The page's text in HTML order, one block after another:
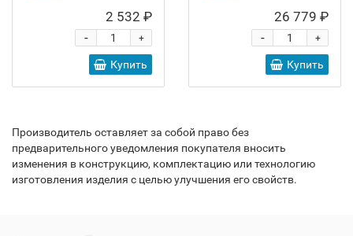
2 532 ₽
+
-
Купить
26 779 ₽
+
-
Купить
Производитель оставляет за собой право без
предварительного уведомления покупателя вносить
изменения в конструкцию, комплектацию или технологию
изготовления изделия с целью улучшения его свойств.